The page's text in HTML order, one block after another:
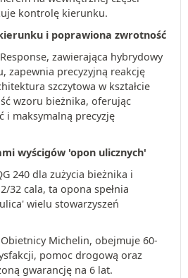
kontrolę kierunku.
i poprawiona zwrotność
zawierająca hybrydowy
zapewnia precyzyjną reakcję
szczytowa w kształcie
wzoru bieżnika, oferując
i maksymalną precyzję
wyścigów 'opon ulicznych'
240 dla zużycia bieżnika i
32 cala, ta opona spełnia
wielu stowarzyszeń
Michelin, obejmuje 60-
pomoc drogową oraz
gwarancję na 6 lat.